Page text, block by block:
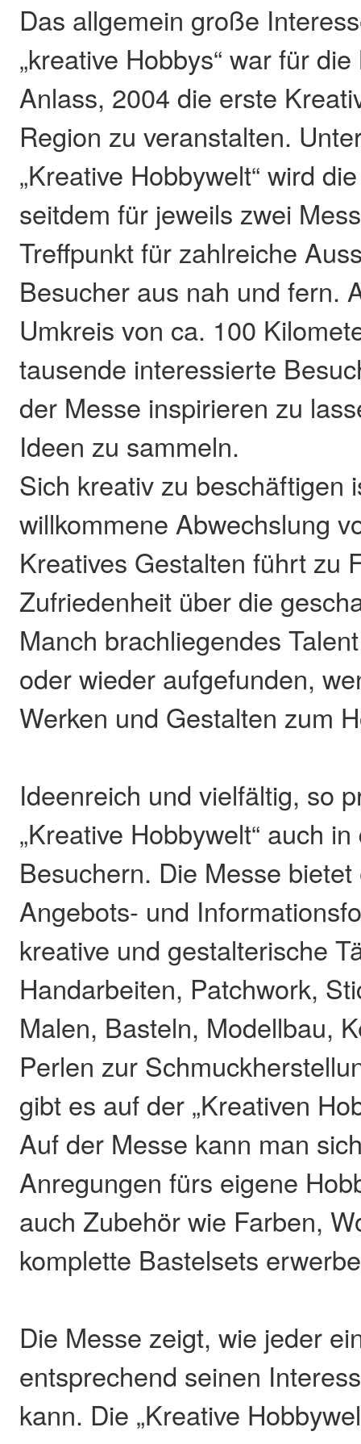
Das allgemein große
„kreative Hobbys“ war für
Anlass, 2004 die erste
Region zu veranstalten.
„Kreative Hobbywelt“ wird
seitdem für jeweils zwei
Treffpunkt für zahlreiche
Besucher aus nah und fern.
Umkreis von ca. 100
tausende interessierte
der Messe inspirieren zu
Ideen zu sammeln.
Sich kreativ zu beschäftigen
willkommene Abwechslung
Kreatives Gestalten führt zu
Zufriedenheit über die
Manch brachliegendes
oder wieder aufgefunden,
Werken und Gestalten zum
Ideenreich und vielfältig, so
„Kreative Hobbywelt“ auch
Besuchern. Die Messe
Angebots- und
kreative und gestalterische
Handarbeiten, Patchwork,
Malen, Basteln, Modellbau,
Perlen zur
gibt es auf der „Kreativen
Auf der Messe kann man
Anregungen fürs eigene
auch Zubehör wie Farben,
komplette Bastelsets
Die Messe zeigt, wie jeder
entsprechend seinen
kann. Die „Kreative